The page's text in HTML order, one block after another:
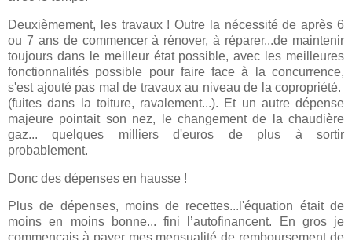
Deuxièmement, les travaux ! Outre la nécessité de après 6
ou 7 ans de commencer à rénover, à réparer...de maintenir
toujours dans le meilleur état possible, avec les meilleures
fonctionnalités possible pour faire face à la concurrence,
s'est ajouté pas mal de travaux au niveau de la copropriété.
(fuites dans la toiture, ravalement...). Et un autre dépense
majeure pointait son nez, le changement de la chaudière
gaz... quelques milliers d'euros de plus à sortir
probablement.
Donc des dépenses en hausse !
Plus de dépenses, moins de recettes...l'équation était de
moins en moins bonne... fini l’autofinancent. En gros je